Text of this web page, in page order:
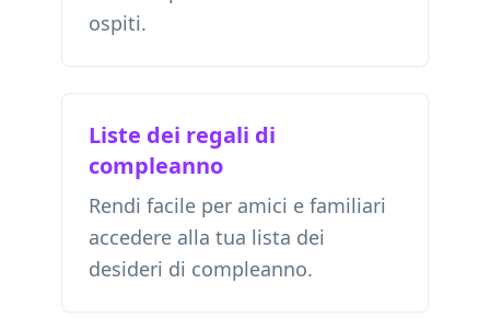
ospiti.
Liste dei regali di
compleanno
Rendi facile per amici e familiari
accedere alla tua lista dei
desideri di compleanno.